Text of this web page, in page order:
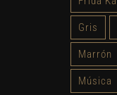
Gris
Marrón
Música